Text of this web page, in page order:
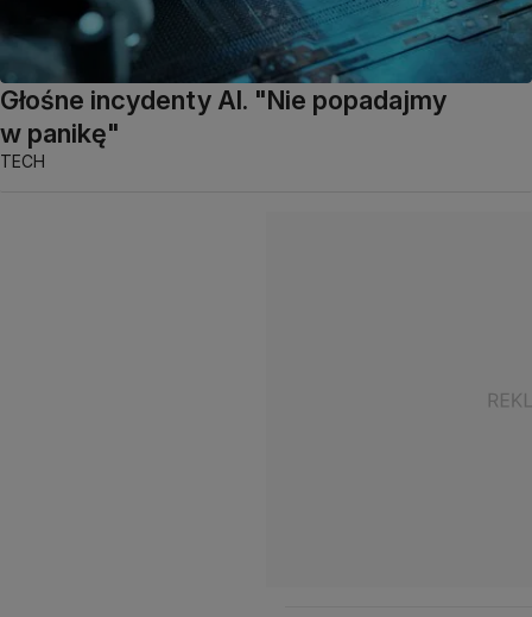
Głośne incydenty AI. "Nie popadajmy
w panikę"
TECH